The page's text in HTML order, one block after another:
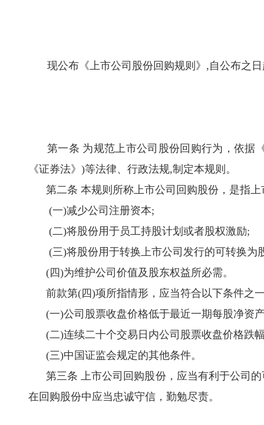
现公布《上市公司股份回购规则》,自公布之
第一条 为规范上市公司股份回购行为，依据
《证券法》)等法律、行政法规,制定本规则。
第二条 本规则所称上市公司回购股份，是指上
(一)减少公司注册资本;
(二)将股份用于员工持股计划或者股权激励;
(三)将股份用于转换上市公司发行的可转换为
(四)为维护公司价值及股东权益所必需。
前款第(四)项所指情形，应当符合以下条件之
(一)公司股票收盘价格低于最近一期每股净资
(二)连续二十个交易日内公司股票收盘价格跌
(三)中国证监会规定的其他条件。
第三条 上市公司回购股份，应当有利于公司
在回购股份中应当忠诚守信，勤勉尽责。